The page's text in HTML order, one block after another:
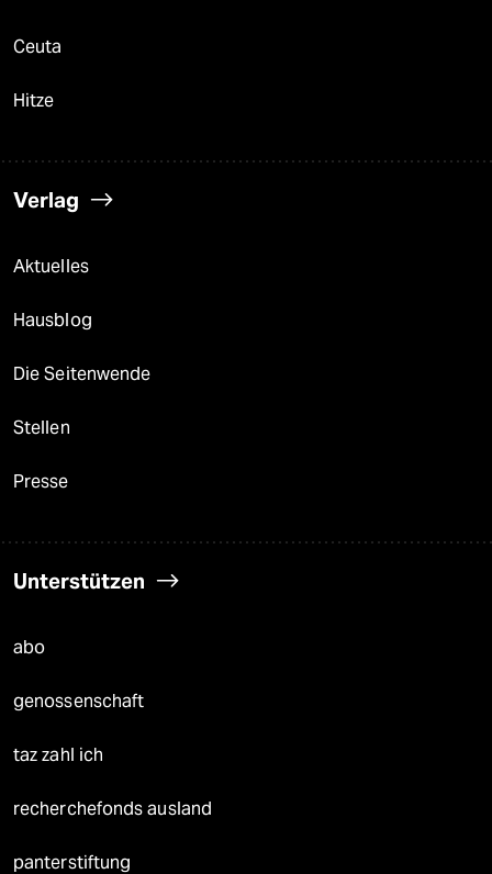
Ceuta
Hitze
Verlag
Aktuelles
Hausblog
Die Seitenwende
Stellen
Presse
Unterstützen
abo
genossenschaft
taz zahl ich
recherchefonds ausland
panterstiftung